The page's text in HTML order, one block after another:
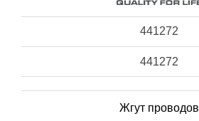
441272
441272
Жгут проводов